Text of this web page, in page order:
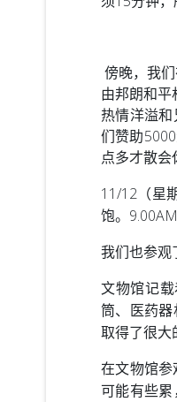
傍晚，我
由邦朗和
热情洋溢
们赞助
点多才散会
11/12（星
饱。
我们也参观
文物馆记
筒、医药
取得了很大
在文物馆参
可能有些